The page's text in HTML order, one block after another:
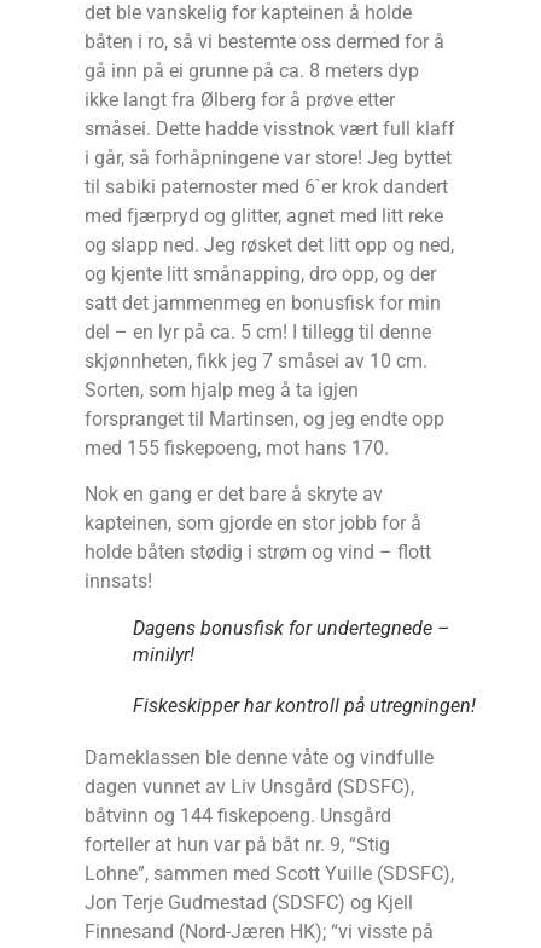
det ble vanskelig for kapteinen å holde
båten i ro, så vi bestemte oss dermed for å
gå inn på ei grunne på ca. 8 meters dyp
ikke langt fra Ølberg for å prøve etter
småsei. Dette hadde visstnok vært full klaff
i går, så forhåpningene var store! Jeg byttet
til sabiki paternoster med 6`er krok dandert
med fjærpryd og glitter, agnet med litt reke
og slapp ned. Jeg røsket det litt opp og ned,
og kjente litt smånapping, dro opp, og der
satt det jammenmeg en bonusfisk for min
del – en lyr på ca. 5 cm! I tillegg til denne
skjønnheten, fikk jeg 7 småsei av 10 cm.
Sorten, som hjalp meg å ta igjen
forspranget til Martinsen, og jeg endte opp
med 155 fiskepoeng, mot hans 170.
Nok en gang er det bare å skryte av
kapteinen, som gjorde en stor jobb for å
holde båten stødig i strøm og vind – flott
innsats!
Dagens bonusfisk for undertegnede –
minilyr!
Fiskeskipper har kontroll på utregningen!
Dameklassen ble denne våte og vindfulle
dagen vunnet av Liv Unsgård (SDSFC),
båtvinn og 144 fiskepoeng. Unsgård
forteller at hun var på båt nr. 9, “Stig
Lohne”, sammen med Scott Yuille (SDSFC),
Jon Terje Gudmestad (SDSFC) og Kjell
Finnesand (Nord-Jæren HK); “vi visste på